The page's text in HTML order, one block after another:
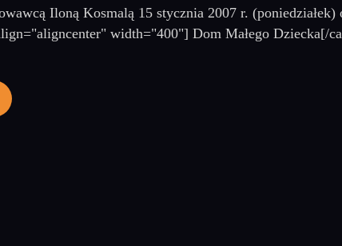
Iloną Kosmalą 15 stycznia 2007 r.
width="400"] Dom Małego Dziecka[/